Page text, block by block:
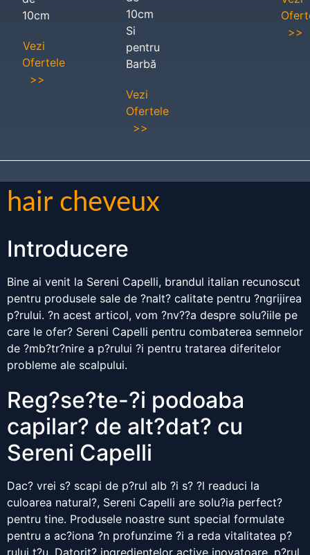
10cm
Vezi
Ofertele
>>
10cm
Si
pentru
Barbă
Vezi
Ofertele
>>
>>
hair cheveux
Introducere
Bine ai venit la Sereni Capelli, brandul italian recunoscut
pentru produsele sale de ?nalt? calitate pentru ?ngrijirea
p?rului. ?n acest articol, vom ?nv??a despre solu?iile pe
care le ofer? Sereni Capelli pentru combaterea semnelor
de ?mb?tr?nire a p?rului ?i pentru tratarea diferitelor
probleme ale scalpului.
Reg?se?te-?i podoaba
capilar? de alt?dat? cu
Sereni Capelli
Dac? vrei s? scapi de p?rul alb ?i s? ?l readuci la
culoarea natural?, Sereni Capelli are solu?ia perfect?
pentru tine. Produsele noastre sunt special formulate
pentru a ac?iona ?n profunzime ?i a reda vitalitatea p?